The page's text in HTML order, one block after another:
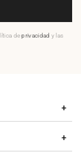
deprivacidad y las